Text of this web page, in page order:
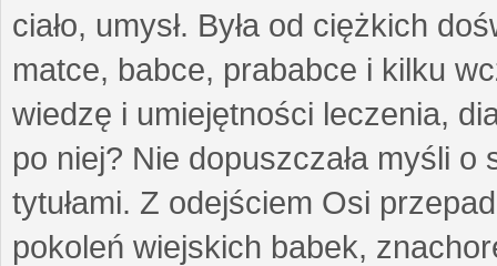
ciało, umysł. Była od ciężkich
matce, babce, prababce i kilku
wiedzę i umiejętności leczenia,
po niej? Nie dopuszczała myśli
tytułami. Z odejściem Osi
pokoleń wiejskich babek,